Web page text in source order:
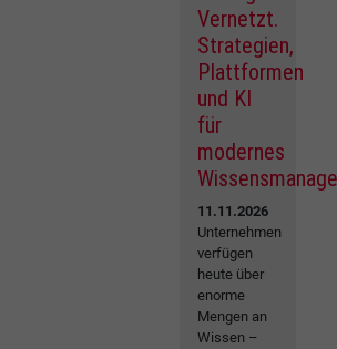
Vernetzt.
Strategien,
Plattformen
und KI
für
modernes
11.11.2026
Unternehmen
verfügen
heute über
enorme
Mengen an
Wissen –